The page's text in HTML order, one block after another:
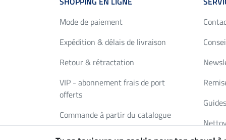
Mode de paiement
Expédition & délais de livraison
Retour & rétractation
VIP - abonnement frais de port
offerts
Commande à partir du catalogue
Bons Cadeaux